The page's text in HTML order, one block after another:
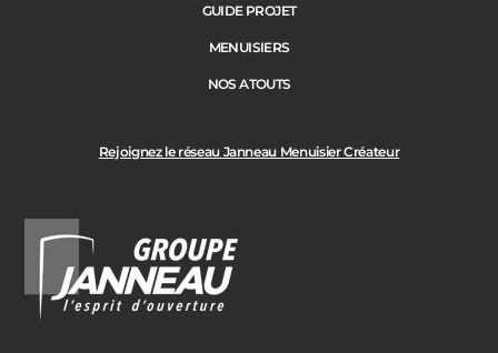
Rejoignez le réseau Janneau Menuisier Créateur
GUIDE PROJET
MENUISIERS
NOS ATOUTS